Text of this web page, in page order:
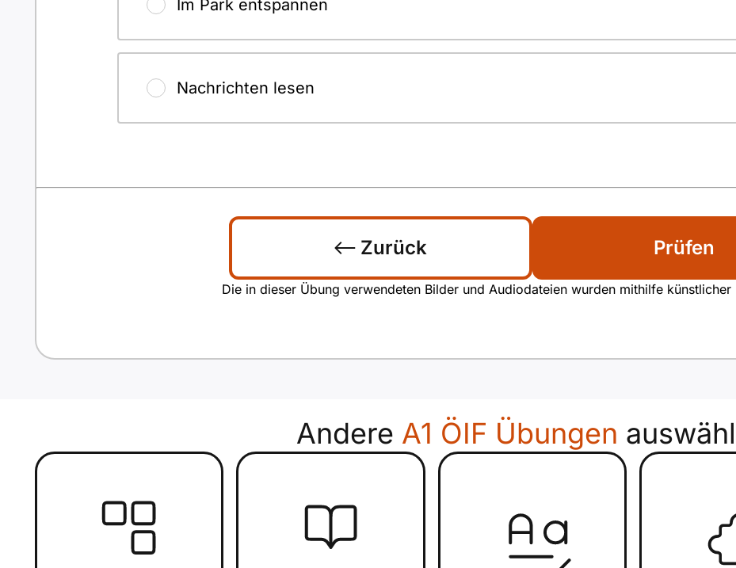
Im Park entspannen
Nachrichten lesen
Zurück Prüfen
Die in dieser Übung verwendeten Bilder und Audiodateien wurden mithilfe künstlicher
Andere A1 ÖIF Übungen